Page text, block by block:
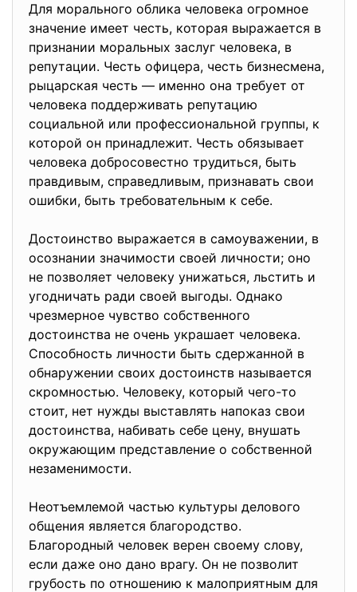
Для морального облика человека огромное
значение имеет честь, которая выражается в
признании моральных заслуг человека, в
репутации. Честь офицера, честь бизнесмена,
рыцарская честь — именно она требует от
человека поддерживать репутацию
социальной или профессиональной группы, к
которой он принадлежит. Честь обязывает
человека добросовестно трудиться, быть
правдивым, справедливым, признавать свои
ошибки, быть требовательным к себе.
Достоинство выражается в самоуважении, в
осознании значимости своей личности; оно
не позволяет человеку унижаться, льстить и
угодничать ради своей выгоды. Однако
чрезмерное чувство собственного
достоинства не очень украшает человека.
Способность личности быть сдержанной в
обнаружении своих достоинств называется
скромностью. Человеку, который чего-то
стоит, нет нужды выставлять напоказ свои
достоинства, набивать себе цену, внушать
окружающим представление о собственной
незаменимости.
Неотъемлемой частью культуры делового
общения является благородство.
Благородный человек верен своему слову,
если даже оно дано врагу. Он не позволит
грубость по отношению к малоприятным для